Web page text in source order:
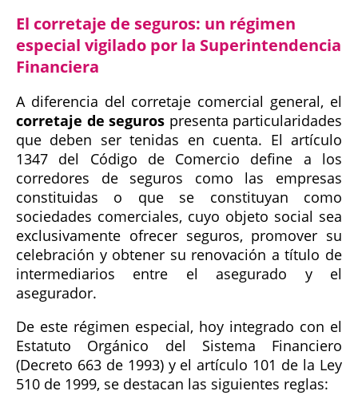
El corretaje de seguros: un régimen
especial vigilado por la Superintendencia
Financiera
A diferencia del corretaje comercial general, el
corretaje de seguros presenta particularidades
que deben ser tenidas en cuenta. El artículo
1347 del Código de Comercio define a los
corredores de seguros como las empresas
constituidas o que se constituyan como
sociedades comerciales, cuyo objeto social sea
exclusivamente ofrecer seguros, promover su
celebración y obtener su renovación a título de
intermediarios entre el asegurado y el
asegurador.
De este régimen especial, hoy integrado con el
Estatuto Orgánico del Sistema Financiero
(Decreto 663 de 1993) y el artículo 101 de la Ley
510 de 1999, se destacan las siguientes reglas: